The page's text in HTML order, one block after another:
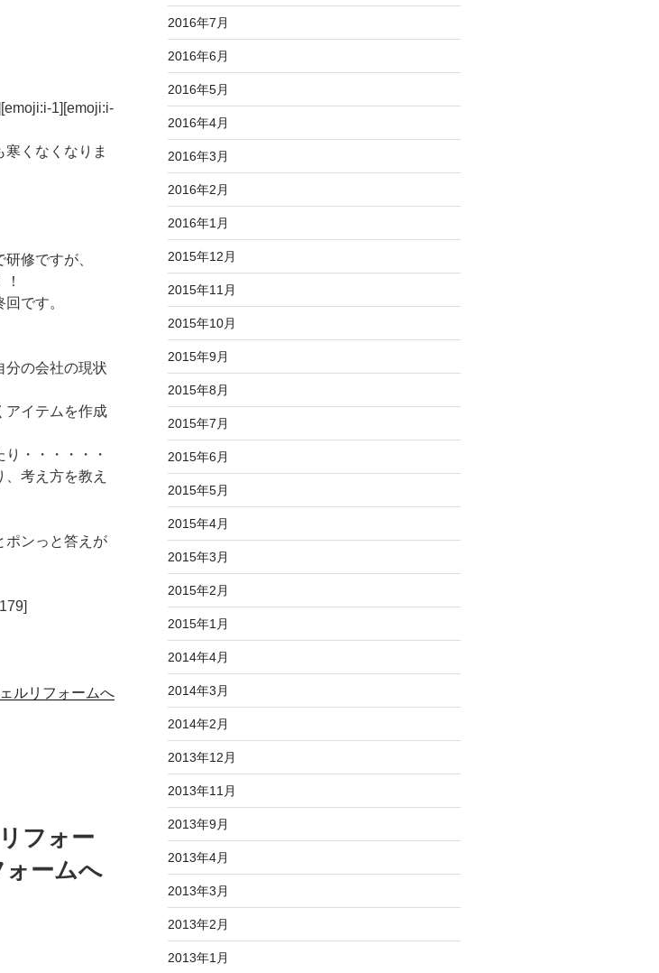
1][emoji:i-
くなくなりま
修ですが、
です。
分の会社の現状
アイテムを作成
・・・・・・
考え方を教え
ポンっと答えが
ルリフォームへ
フォー
ームへ
2016年7月
2016年6月
2016年5月
2016年4月
2016年3月
2016年2月
2016年1月
2015年12月
2015年11月
2015年10月
2015年9月
2015年8月
2015年7月
2015年6月
2015年5月
2015年4月
2015年3月
2015年2月
2015年1月
2014年4月
2014年3月
2014年2月
2013年12月
2013年11月
2013年9月
2013年4月
2013年3月
2013年2月
2013年1月